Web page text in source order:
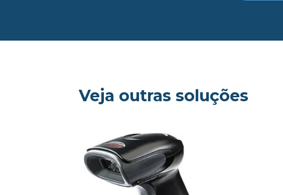
Veja outras soluções